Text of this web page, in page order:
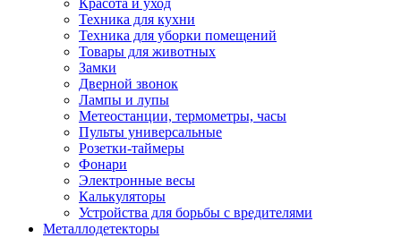
Красота и уход
Техника для кухни
Техника для уборки помещений
Товары для животных
Замки
Дверной звонок
Лампы и лупы
Метеостанции, термометры, часы
Пульты универсальные
Розетки-таймеры
Фонари
Электронные весы
Калькуляторы
Устройства для борьбы с вредителями
Металлодетекторы